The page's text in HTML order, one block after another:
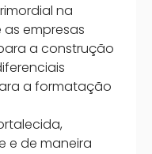
na
empresas
a construção
a formatação
e de maneira